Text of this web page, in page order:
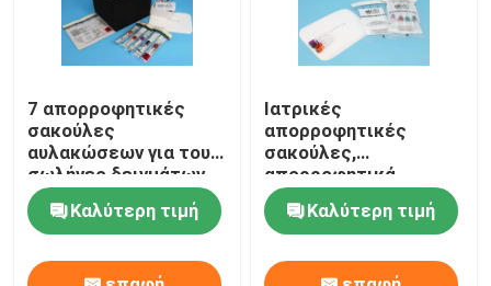
7 απορροφητικές
σακούλες
αυλακώσεων για τους
σωλήνες δειγμάτων
που συσκευάζουν τις
ασφαλείς
αεροπορικές
μεταφορές
Καλύτερη τιμή
Ιατρικές
απορροφητικές
σακούλες,
απορροφητικά
μαξιλάρια ασφάλειας
για την προστασία
μεταφορών
Καλύτερη τιμή